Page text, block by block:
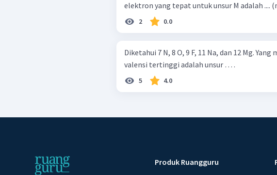
elektron yang tepat untuk unsur M adalah ....
2 0.0
Diketahui 7 N, 8 O, 9 F, 11 Na, dan 12 Mg.
valensi tertinggi adalah unsur … .
5 4.0
Produk Ruangguru